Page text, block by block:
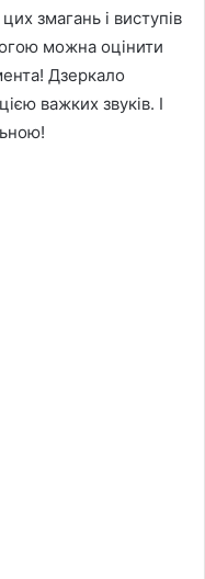
змагань і виступів
можна оцінити
Дзеркало
важких звуків. І